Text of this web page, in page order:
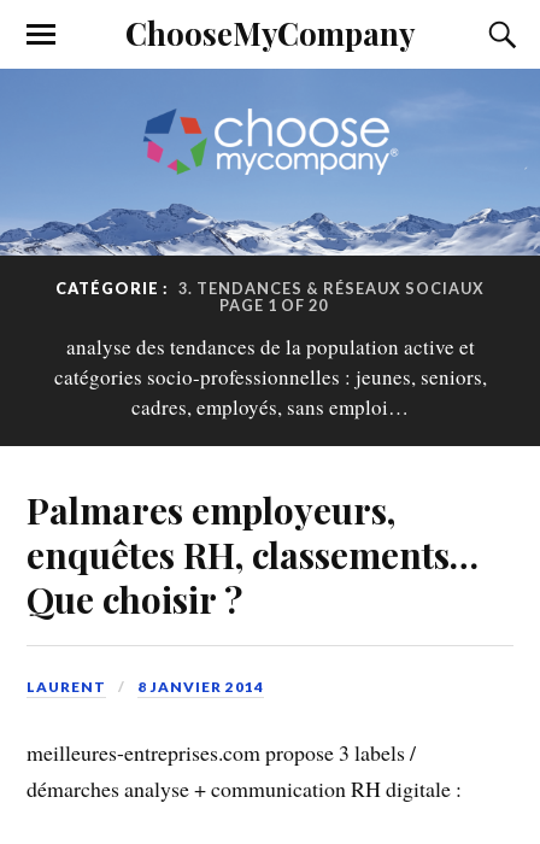
ChooseMyCompany
CATÉGORIE :
3. TENDANCES & RÉSEAUX SOCIAUX
PAGE 1 OF 20
analyse des tendances de la population active et
catégories socio-professionnelles : jeunes, seniors,
cadres, employés, sans emploi…
Palmares employeurs,
enquêtes RH, classements…
Que choisir ?
LAURENT 8 JANVIER 2014
meilleures-entreprises.com propose 3 labels /
démarches analyse + communication RH digitale :